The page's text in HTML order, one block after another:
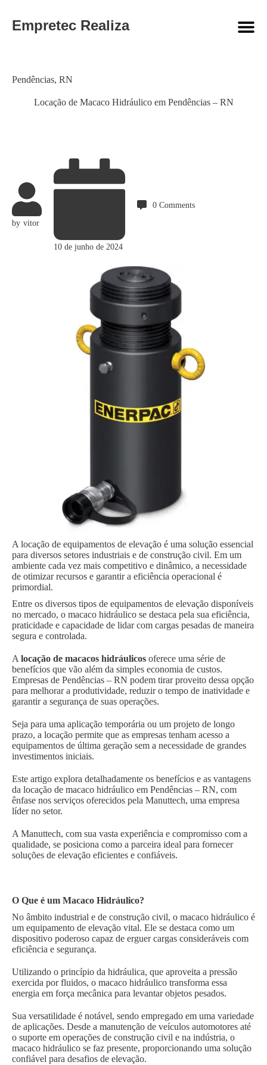
Empretec Realiza
Locação de Macaco Hidráulico em Pendências – RN
Category
Pendências, RN
by vitor
10 de junho de 2024
0 Comments
A locação de equipamentos de elevação é uma solução essencial
para diversos setores industriais e de construção civil. Em um
ambiente cada vez mais competitivo e dinâmico, a necessidade
de otimizar recursos e garantir a eficiência operacional é
primordial.
Entre os diversos tipos de equipamentos de elevação disponíveis
no mercado, o macaco hidráulico se destaca pela sua eficiência,
praticidade e capacidade de lidar com cargas pesadas de maneira
segura e controlada.
A locação de macacos hidráulicos oferece uma série de
benefícios que vão além da simples economia de custos.
Empresas de Pendências – RN podem tirar proveito dessa opção
para melhorar a produtividade, reduzir o tempo de inatividade e
garantir a segurança de suas operações.
Seja para uma aplicação temporária ou um projeto de longo
prazo, a locação permite que as empresas tenham acesso a
equipamentos de última geração sem a necessidade de grandes
investimentos iniciais.
Este artigo explora detalhadamente os benefícios e as vantagens
da locação de macaco hidráulico em Pendências – RN, com
ênfase nos serviços oferecidos pela Manuttech, uma empresa
líder no setor.
A Manuttech, com sua vasta experiência e compromisso com a
qualidade, se posiciona como a parceira ideal para fornecer
soluções de elevação eficientes e confiáveis.
O Que é um Macaco Hidráulico?
No âmbito industrial e de construção civil, o macaco hidráulico é
um equipamento de elevação vital. Ele se destaca como um
dispositivo poderoso capaz de erguer cargas consideráveis com
eficiência e segurança.
Utilizando o princípio da hidráulica, que aproveita a pressão
exercida por fluidos, o macaco hidráulico transforma essa
energia em força mecânica para levantar objetos pesados.
Sua versatilidade é notável, sendo empregado em uma variedade
de aplicações. Desde a manutenção de veículos automotores até
o suporte em operações de construção civil e na indústria, o
macaco hidráulico se faz presente, proporcionando uma solução
confiável para desafios de elevação.